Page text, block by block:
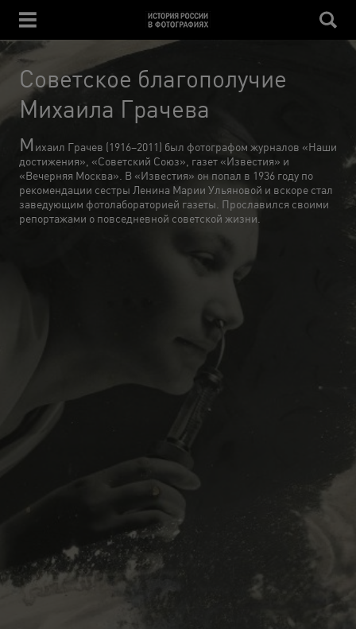
Советское благополучие
Михаила Грачева
М ихаил Грачев (1916–2011) был фотографом журналов «Наши
достижения», «Советский Союз», газет «Известия» и
«Вечерняя Москва». В «Известия» он попал в 1936 году по
рекомендации сестры Ленина Марии Ульяновой и вскоре стал
заведующим фотолабораторией газеты. Прославился своими
репортажами о повседневной советской жизни.